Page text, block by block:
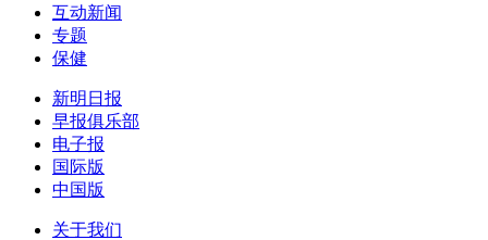
互动新闻
专题
保健
新明日报
早报俱乐部
电子报
国际版
中国版
关于我们